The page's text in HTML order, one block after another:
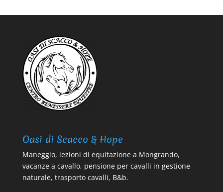
Oasi di Scacco & Hope
Maneggio, lezioni di equitazione a Mongrando,
vacanze a cavallo, pensione per cavalli in gestione
naturale, trasporto cavalli, B&b.